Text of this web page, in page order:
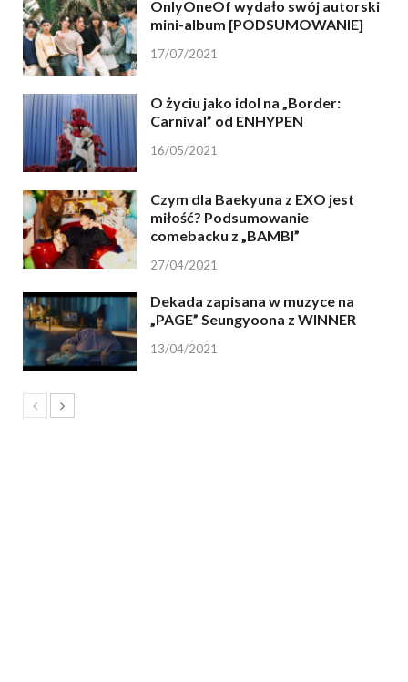
OnlyOneOf wydało swój autorski
mini-album [PODSUMOWANIE]
17/07/2021
O życiu jako idol na „Border:
Carnival” od ENHYPEN
16/05/2021
Czym dla Baekyuna z EXO jest
miłość? Podsumowanie
comebacku z „BAMBI”
27/04/2021
Dekada zapisana w muzyce na
„PAGE” Seungyoona z WINNER
13/04/2021